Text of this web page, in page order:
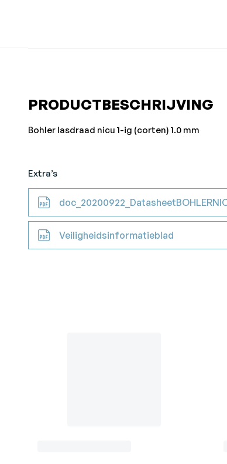
PRODUCTBESCHRIJVING
Bohler lasdraad nicu 1-ig (corten) 1.0 mm
Extra’s
Veiligheidsinformatieblad